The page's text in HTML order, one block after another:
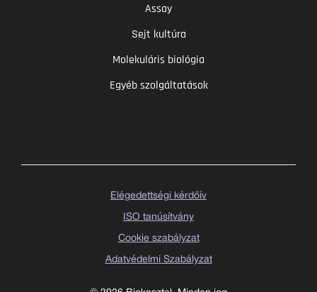
Assay
Sejt kultúra
Molekuláris biológia
Egyéb szolgáltatások
Elégedettségi kérdőív
ISO tanúsítvány
Cookie szabályzat
Adatvédelmi Szabályzat